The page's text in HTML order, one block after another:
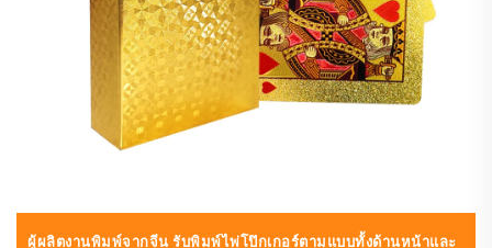
ผู้ผลิตงานพิมพ์จากจีน รับพิมพ์ไพ่โป๊กเกอร์ตามแบบทั้งด้านหน้าและ